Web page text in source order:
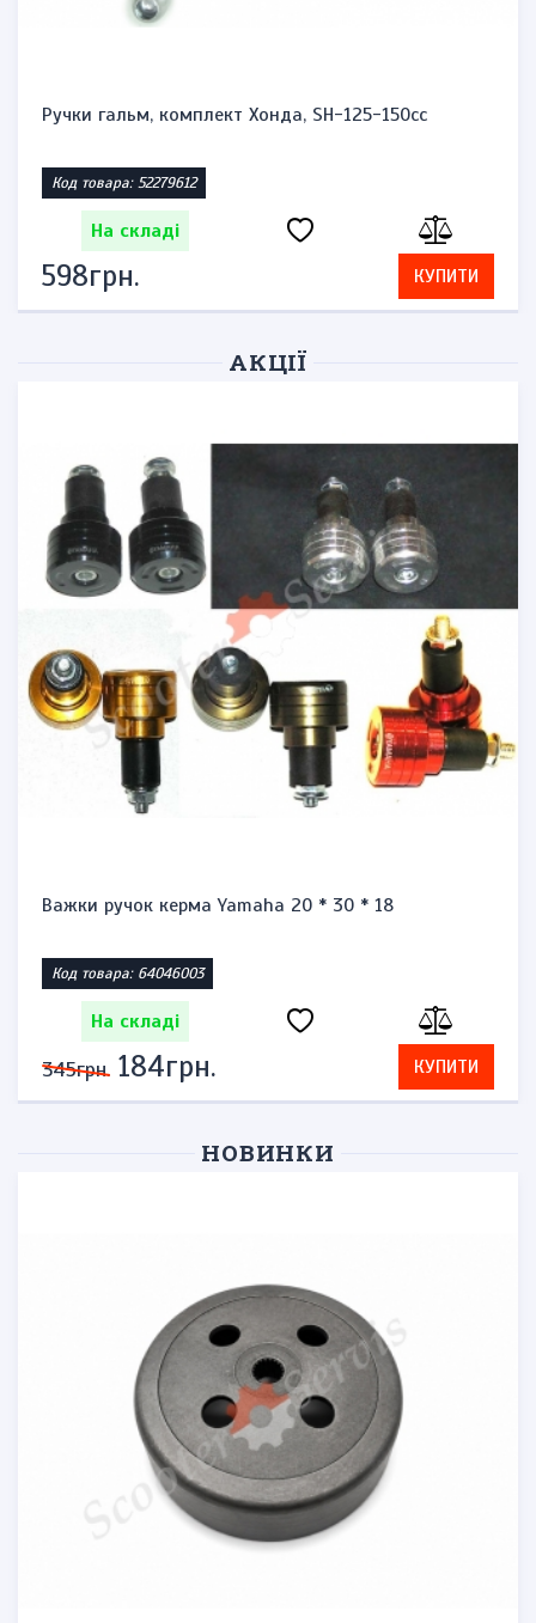
Ручки гальм, комплект Хонда, SH-125-150cc
Код товара: 52279612
На складі
598грн. КУПИТИ
АКЦІЇ
Важки ручок керма Yamaha 20 * 30 * 18
Код товара: 64046003
На складі
345грн. 184грн. КУПИТИ
НОВИНКИ